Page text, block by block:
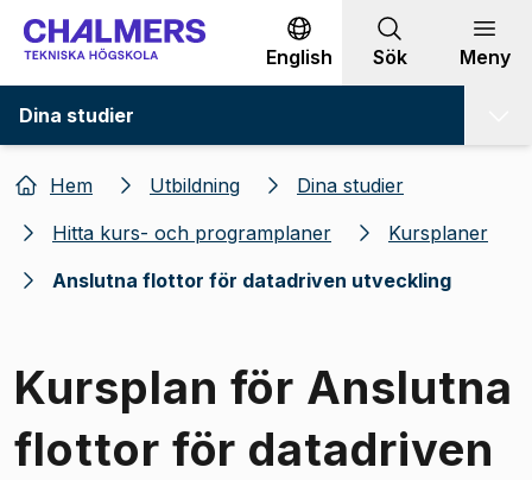
Gå till innehållet
English Sök Meny
Dina studier
Hem Utbildning
Dina studier
Hitta kurs- och programplaner
Kursplaner
Anslutna flottor för datadriven utveckling
Kursplan för Anslutna
flottor för datadriven